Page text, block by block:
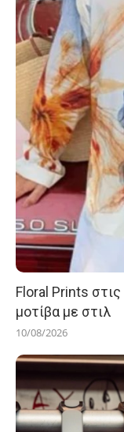
Floral Prints
μοτίβα με στιλ
10/08/2026